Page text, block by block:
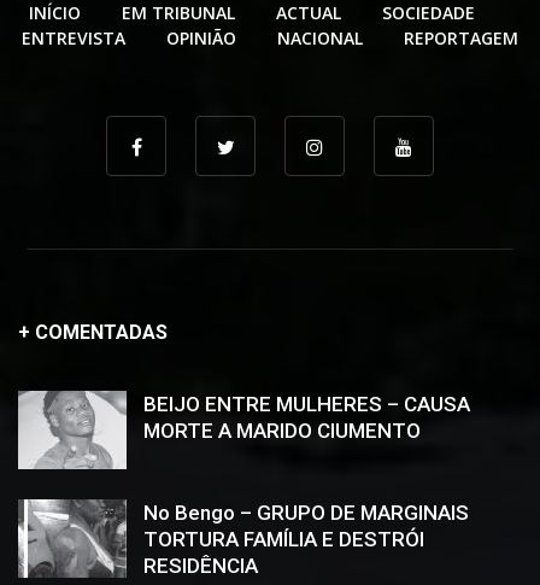
INÍCIO EM TRIBUNAL ACTUAL
SOCIEDADE
ENTREVISTA
OPINIÃO NACIONAL REPORTAGEM
+ COMENTADAS
BEIJO ENTRE MULHERES – CAUSA
MORTE A MARIDO CIUMENTO
No Bengo – GRUPO DE MARGINAIS
TORTURA FAMÍLIA E DESTRÓI
RESIDÊNCIA